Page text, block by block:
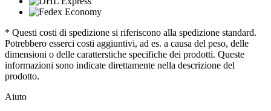
* Questi costi di spedizione si riferiscono alla spedizione standard.
Potrebbero esserci costi aggiuntivi, ad es. a causa del peso, delle
dimensioni o delle caratterstiche specifiche dei prodotti. Queste
informazioni sono indicate direttamente nella descrizione del
prodotto.
Aiuto